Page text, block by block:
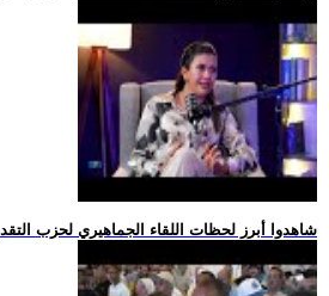
.. شاهدوا أبرز لحظات اللقاء الجماهيري لحزب